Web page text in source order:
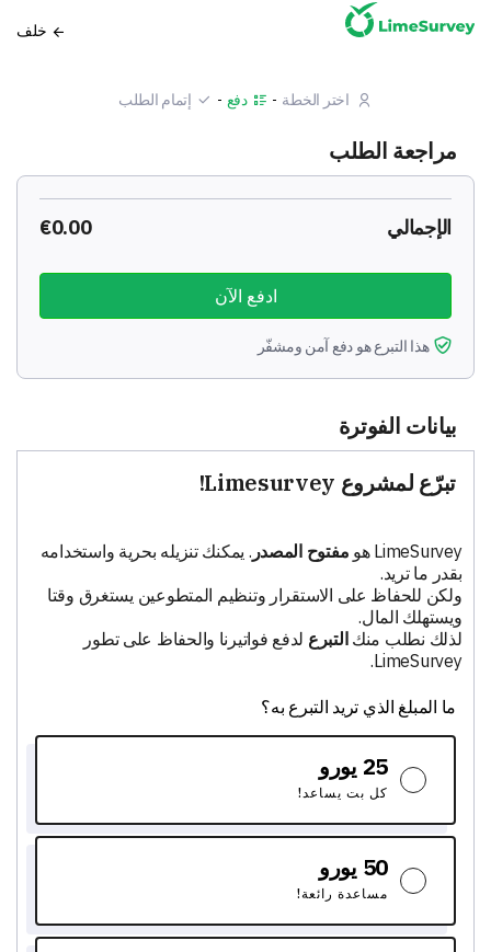
خلف
بيانات الفوترة
تبرّع لمشروع Limesurvey!
LimeSurvey هو مفتوح المصدر . يمكنك تنزيله بحرية واستخدامه
بقدر ما تريد.
ولكن للحفاظ على الاستقرار وتنظيم المتطوعين يستغرق وقتا
ويستهلك المال.
لذلك نطلب منكالتبرع لدفع فواتيرنا والحفاظ على تطور
LimeSurvey.
ما المبلغ الذي تريد التبرع به؟
25 يورو
كل بت يساعد!
50 يورو
مساعدة رائعة!
اختر الخطة دفع إتمام الطلب
مراجعة الطلب
الإجمالي €0.00
هذا التبرع هو دفع آمن ومشفّر